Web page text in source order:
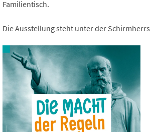
Familientisch.
Die Ausstellung steht unter der